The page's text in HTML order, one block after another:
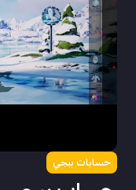
حسابات ببجي